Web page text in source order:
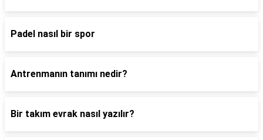
Padel nasıl bir spor
Antrenmanın tanımı nedir?
Bir takım evrak nasıl yazılır?